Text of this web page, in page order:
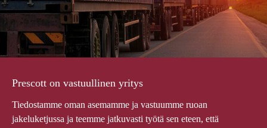
Prescott on vastuullinen yritys
Tiedostamme oman asemamme ja vastuumme ruoan
jakeluketjussa ja teemme jatkuvasti työtä sen eteen, että